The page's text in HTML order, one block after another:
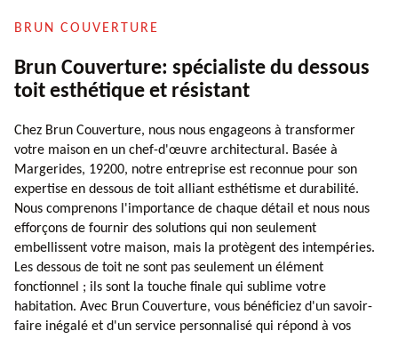
BRUN COUVERTURE
Brun Couverture: spécialiste du dessous
toit esthétique et résistant
Chez Brun Couverture, nous nous engageons à transformer
votre maison en un chef-d'œuvre architectural. Basée à
Margerides, 19200, notre entreprise est reconnue pour son
expertise en dessous de toit alliant esthétisme et durabilité.
Nous comprenons l'importance de chaque détail et nous nous
efforçons de fournir des solutions qui non seulement
embellissent votre maison, mais la protègent des intempéries.
Les dessous de toit ne sont pas seulement un élément
fonctionnel ; ils sont la touche finale qui sublime votre
habitation. Avec Brun Couverture, vous bénéficiez d'un savoir-
faire inégalé et d'un service personnalisé qui répond à vos